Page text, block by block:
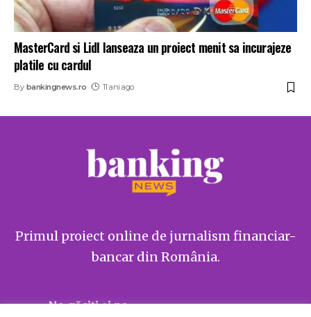
MasterCard si Lidl lanseaza un proiect menit sa incurajeze
platile cu cardul
By bankingnews.ro 11 ani ago
Primul proiect online de jurnalism financiar-
bancar din România.
Ne găsiți și pe